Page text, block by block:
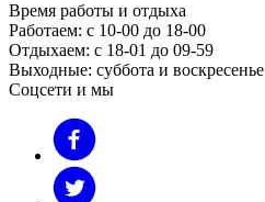
Время работы и отдыха
Работаем: с 10-00 до 18-00
Отдыхаем: с 18-01 до 09-59
Выходные: суббота и воскресенье
Соцсети и мы